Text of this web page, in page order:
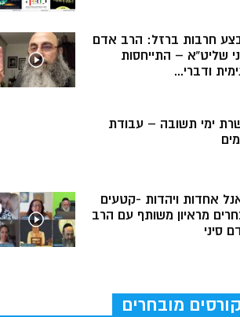
חרבות ברזל: הרב אדם
שליט”א – התייחסות
ודברי...
ימי תשובה – עבודת
אחדות ויהדות -קטעים
מראיון משותף עם הרב
סיני
קורסים מובחרים